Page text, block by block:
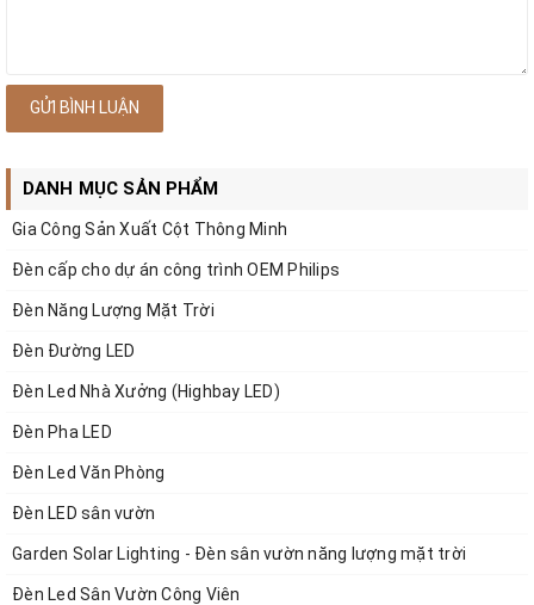
GỬI BÌNH LUẬN
DANH MỤC SẢN PHẨM
Gia Công Sản Xuất Cột Thông Minh
Đèn cấp cho dự án công trình OEM Philips
Đèn Năng Lượng Mặt Trời
Đèn Đường LED
Đèn Led Nhà Xưởng (Highbay LED)
Đèn Pha LED
Đèn Led Văn Phòng
Đèn LED sân vườn
Garden Solar Lighting - Đèn sân vườn năng lượng mặt trời
Đèn Led Sân Vườn Công Viên